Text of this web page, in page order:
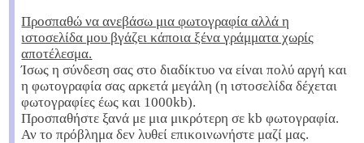
Προσπαθώ να ανεβάσω μια φωτογραφία αλλά η
ιστοσελίδα μου βγάζει κάποια ξένα γράμματα χωρίς
αποτέλεσμα.
Ίσως η σύνδεση σας στο διαδίκτυο να είναι πολύ αργή και
η φωτογραφία σας αρκετά μεγάλη (η ιστοσελίδα δέχεται
φωτογραφίες έως και 1000kb).
Προσπαθήστε ξανά με μια μικρότερη σε kb φωτογραφία.
Αν το πρόβλημα δεν λυθεί επικοινωνήστε μαζί μας.